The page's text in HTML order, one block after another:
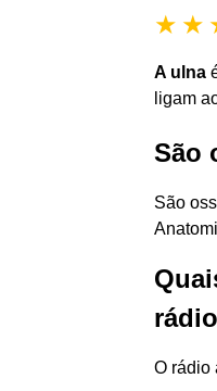
A ulna
ligam
São
São
O rádio